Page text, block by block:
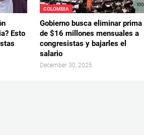
Esto
COLOMBIA
Gobierno busca eliminar prima
de $16 millones mensuales a
congresistas y bajarles el
salario
December 30, 2025